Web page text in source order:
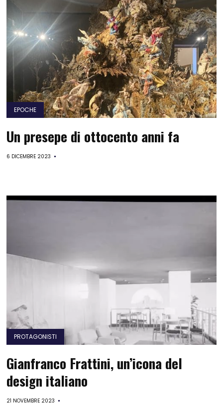
EPOCHE
Un presepe di ottocento anni fa
6 DICEMBRE 2023
PROTAGONISTI
Gianfranco Frattini, un’icona del
design italiano
21 NOVEMBRE 2023